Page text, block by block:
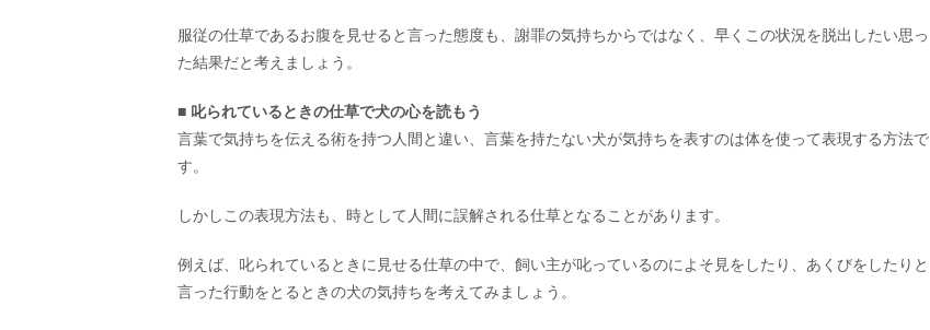
服従の仕草であるお腹を見せると言った態度も、謝罪の気持ちからではなく、早くこの状況を脱出したい思っ
た結果だと考えましょう。
■ 叱られているときの仕草で犬の心を読もう
言葉で気持ちを伝える術を持つ人間と違い、言葉を持たない犬が気持ちを表すのは体を使って表現する方法で
す。
しかしこの表現方法も、時として人間に誤解される仕草となることがあります。
例えば、叱られているときに見せる仕草の中で、飼い主が叱っているのによそ見をしたり、あくびをしたりと
言った行動をとるときの犬の気持ちを考えてみましょう。